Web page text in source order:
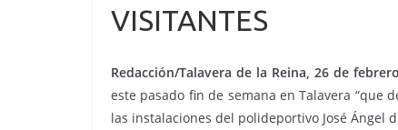
VISITANTES
Redacción/Talavera de la Reina, 26 de
este pasado fin de semana en Talavera “que
las instalaciones del polideportivo José Ángel